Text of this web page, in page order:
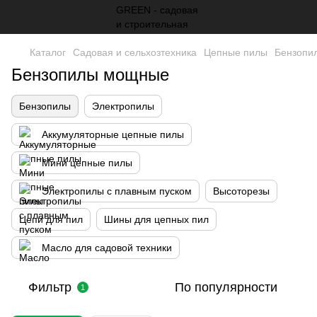
Каталог Садовая и сельхозтехника Цепные пилы
Бензопилы мощные
Бензопилы Электропилы
Аккумуляторные цепные пилы
Мини цепные пилы
Электропилы с плавным пуском Высоторезы
Цепи для пил Шины для цепных пил
Масло для садовой техники
Фильтр 1 По популярности